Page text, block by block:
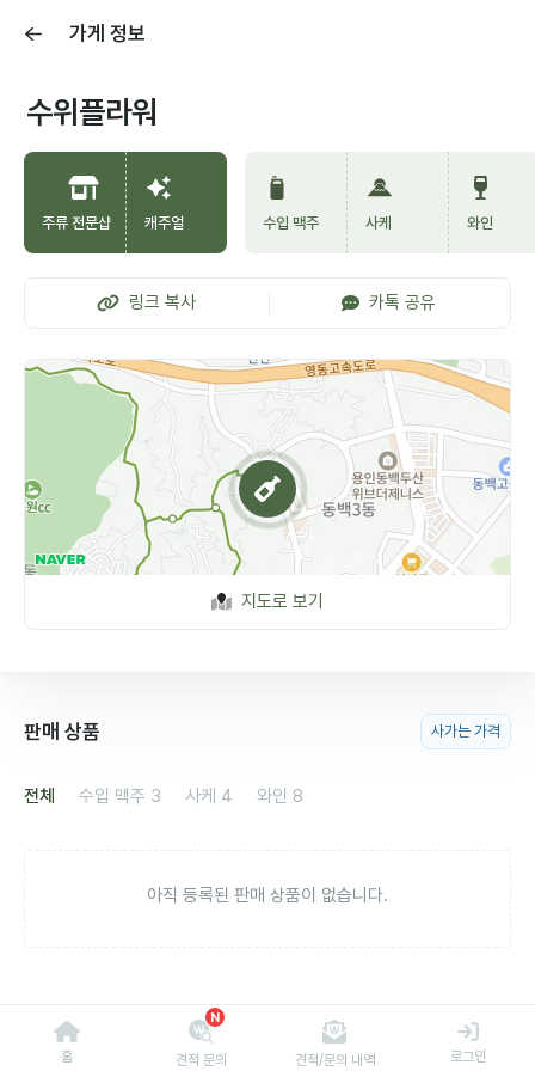
가게 정보
수위플라워
주류 전문샵 캐주얼 수입 맥주 사케 와인
링크 복사 카톡 공유
지도로 보기
판매 상품 사가는 가격
전체 수입 맥주 3 사케 4 와인 8
아직 등록된 판매 상품이 없습니다.
홈
N
견적 문의 견적/문의 내역 로그인